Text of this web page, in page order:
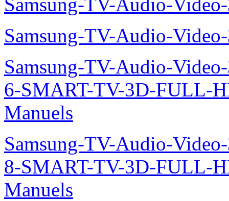
Samsung-TV-Audio-
Samsung-TV-Audio-
6-SMART-TV-3D-FULL-
Manuels
Samsung-TV-Audio-
8-SMART-TV-3D-FULL-
Manuels